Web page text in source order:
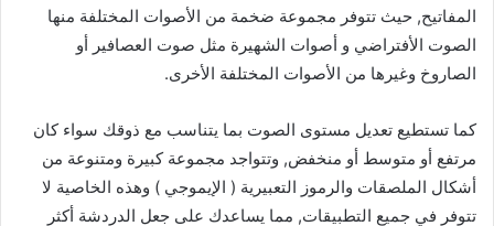
المفاتيح, حيث تتوفر مجموعة ضخمة من الأصوات المختلفة منها
الصوت الأفتراضي و أصوات الشهيرة مثل صوت العصافير أو
الصاروخ وغيرها من الأصوات المختلفة الأخرى.
كما تستطيع تعديل مستوى الصوت بما يتناسب مع ذوقك سواء كان
مرتفع أو متوسط أو منخفض, وتتواجد مجموعة كبيرة ومتنوعة من
أشكال الملصقات والرموز التعبيرية ( الإيموجي ) وهذه الخاصية لا
تتوفر في جميع التطبيقات, مما يساعدك على جعل الدردشة أكثر